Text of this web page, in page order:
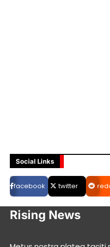
Social Links
facebook twitter
Rising News